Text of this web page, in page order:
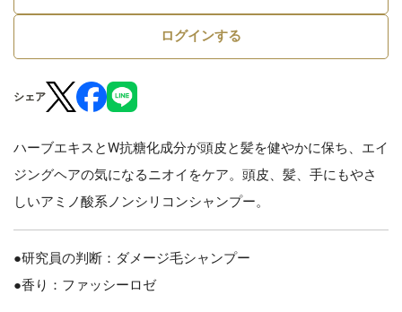
ログインする
シェア
ハーブエキスとW抗糖化成分が頭皮と髪を健やかに保ち、エイ
ジングヘアの気になるニオイをケア。頭皮、髪、手にもやさ
しいアミノ酸系ノンシリコンシャンプー。
●研究員の判断：ダメージ毛シャンプー
●香り：ファッシーロゼ